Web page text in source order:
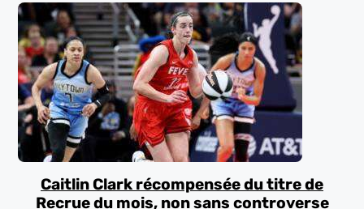
Caitlin Clark récompensée du titre de
Recrue du mois, non sans controverse